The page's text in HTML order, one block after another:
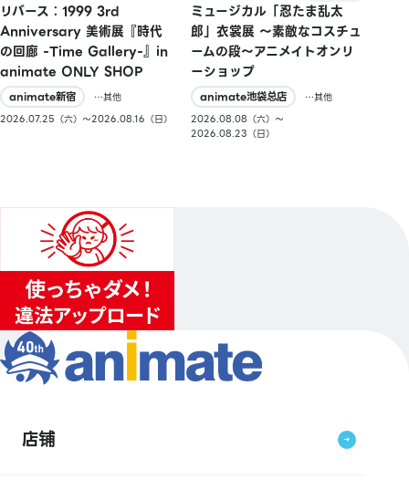
リバース：1999 3rd
Anniversary 美術展『時代
の回廊 -Time Gallery-』in
animate ONLY SHOP
animate新宿
…其他
2026.07.25（六）〜2026.08.16（日）
ミュージカル「忍たま乱太
郎」衣裳展 ～素敵なコスチュ
ームの段～アニメイトオンリ
ーショップ
animate池袋总店
…其他
2026.08.08（六）〜
2026.08.23（日）
店铺